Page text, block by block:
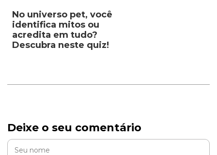
No universo pet, você
identifica mitos ou
acredita em tudo?
Descubra neste quiz!
Deixe o seu comentário